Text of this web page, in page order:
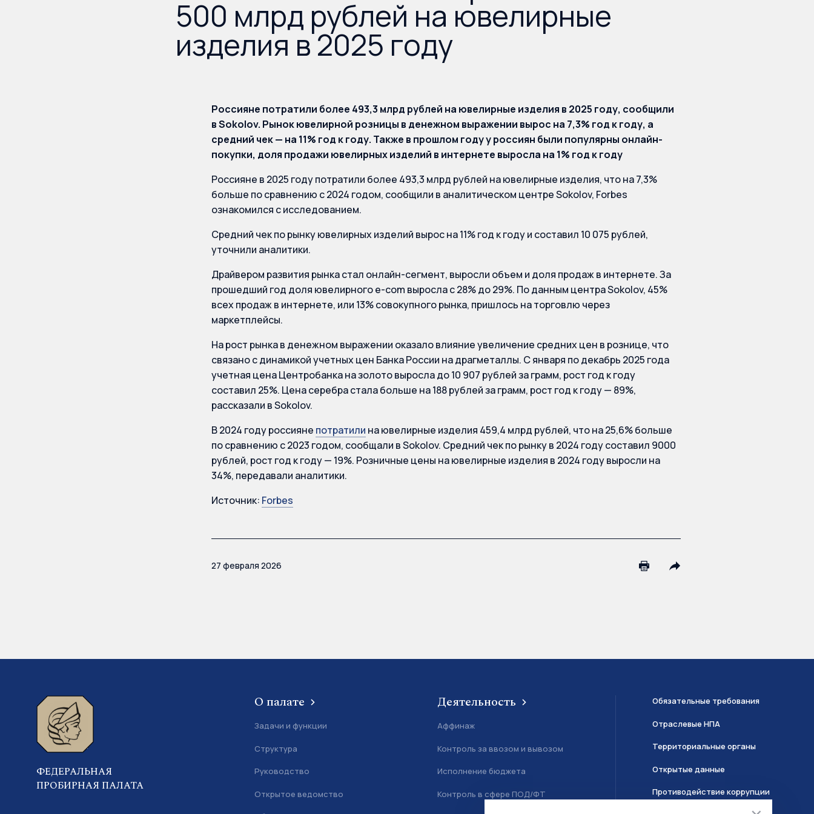
500 млрд рублей на ювелирные
изделия в 2025 году
Россияне потратили более 493,3 млрд рублей на ювелирные изделия в 2025 году, сообщили
в Sokolov. Рынок ювелирной розницы в денежном выражении вырос на 7,3% год к году, а
средний чек — на 11% год к году. Также в прошлом году у россиян были популярны онлайн-
покупки, доля продажи ювелирных изделий в интернете выросла на 1% год к году
Россияне в 2025 году потратили более 493,3 млрд рублей на ювелирные изделия, что на 7,3%
больше по сравнению с 2024 годом, сообщили в аналитическом центре Sokolov, Forbes
ознакомился с исследованием.
Средний чек по рынку ювелирных изделий вырос на 11% год к году и составил 10 075 рублей,
уточнили аналитики.
Драйвером развития рынка стал онлайн-сегмент, выросли объем и доля продаж в интернете. За
прошедший год доля ювелирного e-com выросла с 28% до 29%. По данным центра Sokolov, 45%
всех продаж в интернете, или 13% совокупного рынка, пришлось на торговлю через
маркетплейсы.
На рост рынка в денежном выражении оказало влияние увеличение средних цен в рознице, что
связано с динамикой учетных цен Банка России на драгметаллы. С января по декабрь 2025 года
учетная цена Центробанка на золото выросла до 10 907 рублей за грамм, рост год к году
составил 25%. Цена серебра стала больше на 188 рублей за грамм, рост год к году — 89%,
рассказали в Sokolov.
В 2024 году россияне потратили на ювелирные изделия 459,4 млрд рублей, что на 25,6% больше
по сравнению с 2023 годом, сообщали в Sokolov. Средний чек по рынку в 2024 году составил 9000
рублей, рост год к году — 19%. Розничные цены на ювелирные изделия в 2024 году выросли на
34%, передавали аналитики.
Источник: Forbes
27 февраля 2026
ФЕДЕРАЛЬНАЯ
ПРОБИРНАЯ ПАЛАТА
О палате
Задачи и функции
Структура
Руководство
Открытое ведомство
Деятельность
Аффинаж
Контроль за ввозом и вывозом
Исполнение бюджета
Контроль в сфере ПОД/ФТ
Обязательные требования
Отраслевые НПА
Территориальные органы
Открытые данные
Противодействие коррупции